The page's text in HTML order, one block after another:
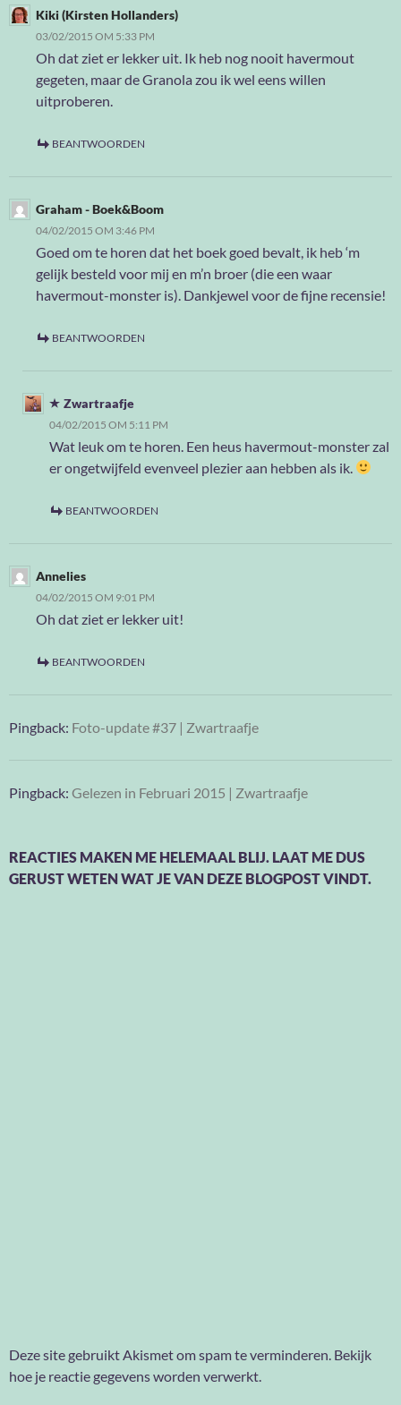
Kiki (Kirsten Hollanders)
03/02/2015 OM 5:33 PM
Oh dat ziet er lekker uit. Ik heb nog nooit havermout
gegeten, maar de Granola zou ik wel eens willen
uitproberen.
BEANTWOORDEN
Graham - Boek&Boom
04/02/2015 OM 3:46 PM
Goed om te horen dat het boek goed bevalt, ik heb ‘m
gelijk besteld voor mij en m’n broer (die een waar
havermout-monster is). Dankjewel voor de fijne recensie!
BEANTWOORDEN
Zwartraafje
04/02/2015 OM 5:11 PM
Wat leuk om te horen. Een heus havermout-monster zal
er ongetwijfeld evenveel plezier aan hebben als ik.
BEANTWOORDEN
Annelies
04/02/2015 OM 9:01 PM
Oh dat ziet er lekker uit!
BEANTWOORDEN
Pingback: Foto-update #37 | Zwartraafje
Pingback: Gelezen in Februari 2015 | Zwartraafje
REACTIES MAKEN ME HELEMAAL BLIJ. LAAT ME DUS
GERUST WETEN WAT JE VAN DEZE BLOGPOST VINDT.
Deze site gebruikt Akismet om spam te verminderen. Bekijk
hoe je reactie gegevens worden verwerkt